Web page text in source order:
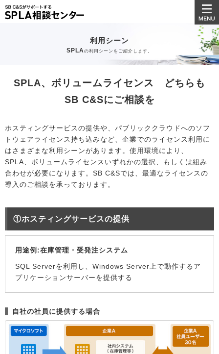
利用シーン
SPLAの利用シーンをご紹介します。
SPLA、ボリュームライセンス どちらも
SB C&Sにご相談を
ホスティングサービスの提供や、パブリッククラウドへのソフ
トウェアライセンス持ち込みなど、企業でのライセンス利用に
はさまざまな利用シーンがあります。使用環境により、
SPLA、ボリュームライセンスいずれかの選択、もしくは組み
合わせが必要になります。SB C&Sでは、最適なライセンスの
導入のご相談を承っております。
①ホスティングサービスの提供
用途例:在庫管理・受発注システム
SQL Serverを利用し、Windows Server上で動作するア
プリケーションサーバーを提供する
自社の社員に提供する場合